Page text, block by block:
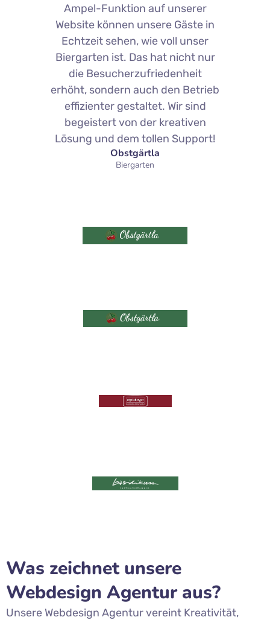
Ampel-Funktion auf unserer
Website können unsere Gäste in
Echtzeit sehen, wie voll unser
Biergarten ist. Das hat nicht nur
die Besucherzufriedenheit
erhöht, sondern auch den Betrieb
effizienter gestaltet. Wir sind
begeistert von der kreativen
Lösung und dem tollen Support!
Obstgärtla
Biergarten
Was zeichnet unsere
Webdesign Agentur aus?
Unsere Webdesign Agentur vereint Kreativität,